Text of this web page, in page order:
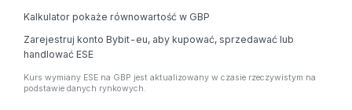
Kalkulator pokaże równowartość w GBP
Zarejestruj konto Bybit-eu, aby kupować, sprzedawać lub
handlować ESE
Kurs wymiany ESE na GBP jest aktualizowany w czasie rzeczywistym na
podstawie danych rynkowych.